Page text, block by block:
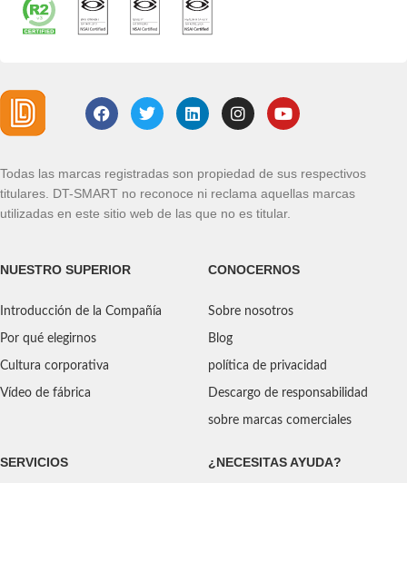
Todas las marcas registradas son propiedad de sus respectivos
titulares. DT-SMART no reconoce ni reclama aquellas marcas
utilizadas en este sitio web de las que no es titular.
NUESTRO SUPERIOR
Introducción de la Compañía
Por qué elegirnos
Cultura corporativa
Vídeo de fábrica
CONOCERNOS
Sobre nosotros
Blog
política de privacidad
Descargo de responsabilidad
sobre marcas comerciales
SERVICIOS ¿NECESITAS AYUDA?